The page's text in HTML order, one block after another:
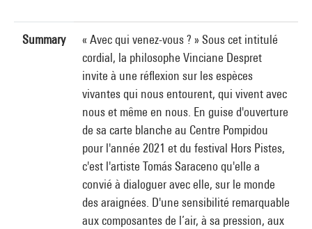
Summary
« Avec qui venez-vous ? » Sous cet intitulé
cordial, la philosophe Vinciane Despret
invite à une réflexion sur les espèces
vivantes qui nous entourent, qui vivent avec
nous et même en nous. En guise d'ouverture
de sa carte blanche au Centre Pompidou
pour l'année 2021 et du festival Hors Pistes,
c'est l'artiste Tomás Saraceno qu'elle a
convié à dialoguer avec elle, sur le monde
des araignées. D'une sensibilité remarquable
aux composantes de l’air, à sa pression, aux